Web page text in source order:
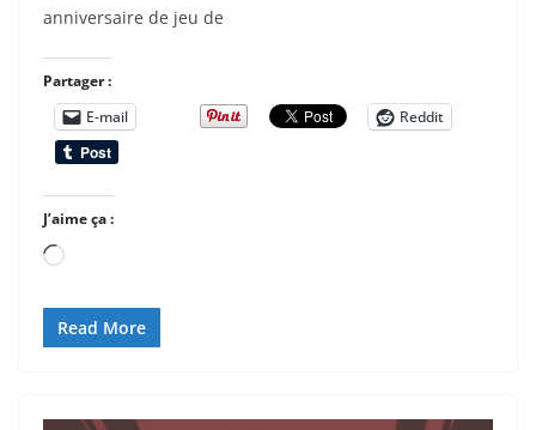
anniversaire de jeu de
Partager :
E-mail
Reddit
J’aime ça :
Chargement…
Read More